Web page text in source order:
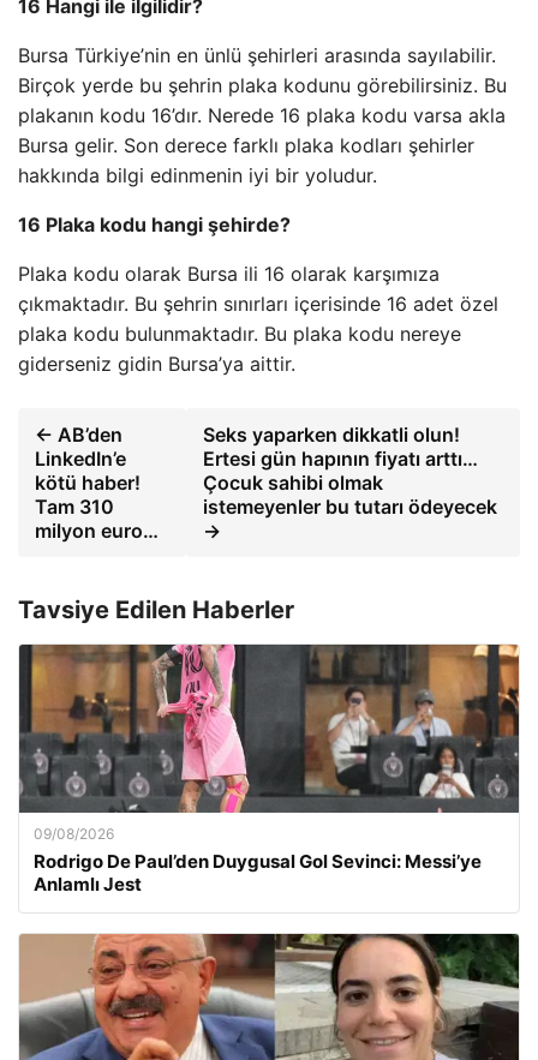
16 Hangi ile ilgilidir?
Bursa Türkiye’nin en ünlü şehirleri arasında sayılabilir.
Birçok yerde bu şehrin plaka kodunu görebilirsiniz. Bu
plakanın kodu 16’dır. Nerede 16 plaka kodu varsa akla
Bursa gelir. Son derece farklı plaka kodları şehirler
hakkında bilgi edinmenin iyi bir yoludur.
16 Plaka kodu hangi şehirde?
Plaka kodu olarak Bursa ili 16 olarak karşımıza
çıkmaktadır. Bu şehrin sınırları içerisinde 16 adet özel
plaka kodu bulunmaktadır. Bu plaka kodu nereye
giderseniz gidin Bursa’ya aittir.
← AB’den
LinkedIn’e
kötü haber!
Tam 310
milyon euro…
Seks yaparken dikkatli olun!
Ertesi gün hapının fiyatı arttı…
Çocuk sahibi olmak
istemeyenler bu tutarı ödeyecek
→
Tavsiye Edilen Haberler
09/08/2026
Rodrigo De Paul’den Duygusal Gol Sevinci: Messi’ye
Anlamlı Jest